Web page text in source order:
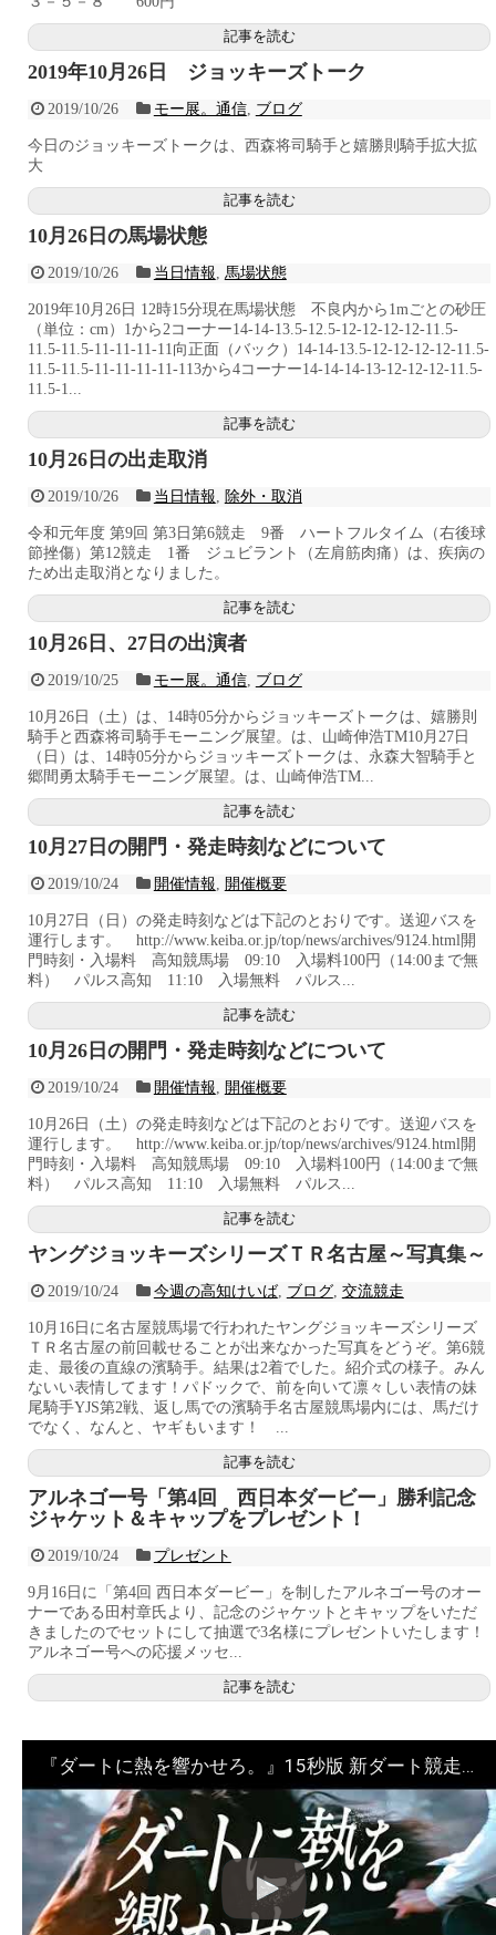
記事を読む
2019年10月26日 ジョッキーズトーク
2019/10/26 モー展。通信, ブログ
今日のジョッキーズトークは、西森将司騎手と嬉勝則騎手拡大拡
大
記事を読む
10月26日の馬場状態
2019/10/26 当日情報, 馬場状態
2019年10月26日 12時15分現在馬場状態 不良内から1mごとの砂圧
（単位：cm）1から2コーナー14-14-13.5-12.5-12-12-12-12-11.5-
11.5-11.5-11-11-11-11向正面（バック）14-14-13.5-12-12-12-12-11.5-
11.5-11.5-11-11-11-11-113から4コーナー14-14-14-13-12-12-12-11.5-
11.5-1...
記事を読む
10月26日の出走取消
2019/10/26 当日情報, 除外・取消
令和元年度 第9回 第3日第6競走 9番 ハートフルタイム（右後球
節挫傷）第12競走 1番 ジュビラント（左肩筋肉痛）は、疾病の
ため出走取消となりました。
記事を読む
10月26日、27日の出演者
2019/10/25 モー展。通信, ブログ
10月26日（土）は、14時05分からジョッキーズトークは、嬉勝則
騎手と西森将司騎手モーニング展望。は、山崎伸浩TM10月27日
（日）は、14時05分からジョッキーズトークは、永森大智騎手と
郷間勇太騎手モーニング展望。は、山崎伸浩TM...
記事を読む
10月27日の開門・発走時刻などについて
2019/10/24 開催情報, 開催概要
10月27日（日）の発走時刻などは下記のとおりです。送迎バスを
運行します。 http://www.keiba.or.jp/top/news/archives/9124.html開
門時刻・入場料 高知競馬場 09:10 入場料100円（14:00まで無
料） パルス高知 11:10 入場無料 パルス...
記事を読む
10月26日の開門・発走時刻などについて
2019/10/24 開催情報, 開催概要
10月26日（土）の発走時刻などは下記のとおりです。送迎バスを
運行します。 http://www.keiba.or.jp/top/news/archives/9124.html開
門時刻・入場料 高知競馬場 09:10 入場料100円（14:00まで無
料） パルス高知 11:10 入場無料 パルス...
記事を読む
ヤングジョッキーズシリーズＴＲ名古屋～写真集～
2019/10/24 今週の高知けいば, ブログ, 交流競走
10月16日に名古屋競馬場で行われたヤングジョッキーズシリーズ
ＴＲ名古屋の前回載せることが出来なかった写真をどうぞ。第6競
走、最後の直線の濱騎手。結果は2着でした。紹介式の様子。みん
ないい表情してます！パドックで、前を向いて凛々しい表情の妹
尾騎手YJS第2戦、返し馬での濱騎手名古屋競馬場内には、馬だけ
でなく、なんと、ヤギもいます！ ...
記事を読む
アルネゴー号「第4回 西日本ダービー」勝利記念
ジャケット＆キャップをプレゼント！
2019/10/24 プレゼント
9月16日に「第4回 西日本ダービー」を制したアルネゴー号のオー
ナーである田村章氏より、記念のジャケットとキャップをいただ
きましたのでセットにして抽選で3名様にプレゼントいたします！
アルネゴー号への応援メッセ...
記事を読む
『ダートに熱を響かせろ。』15秒版 新ダート競走体系 プロモーションムービー